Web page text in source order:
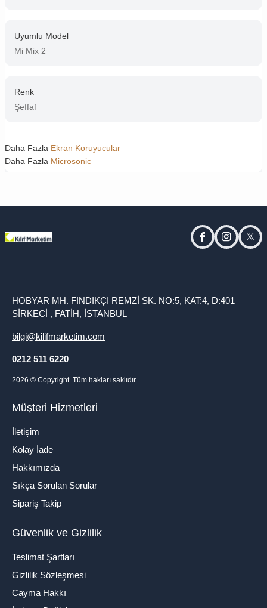
Uyumlu Model
Mi Mix 2
Renk
Şeffaf
Daha Fazla Ekran Koruyucular
Daha Fazla Microsonic
facebookinstagram
HOBYAR MH. FINDIKÇI REMZİ SK. NO:5, KAT:4, D:401
SİRKECİ , FATİH, İSTANBUL
bilgi@kilifmarketim.com
0212 511 6220
2026 © Copyright. Tüm hakları saklıdır.
Müşteri Hizmetleri
İletişim
Kolay İade
Hakkımızda
Sıkça Sorulan Sorular
Sipariş Takip
Güvenlik ve Gizlilik
Teslimat Şartları
Gizlilik Sözleşmesi
Cayma Hakkı